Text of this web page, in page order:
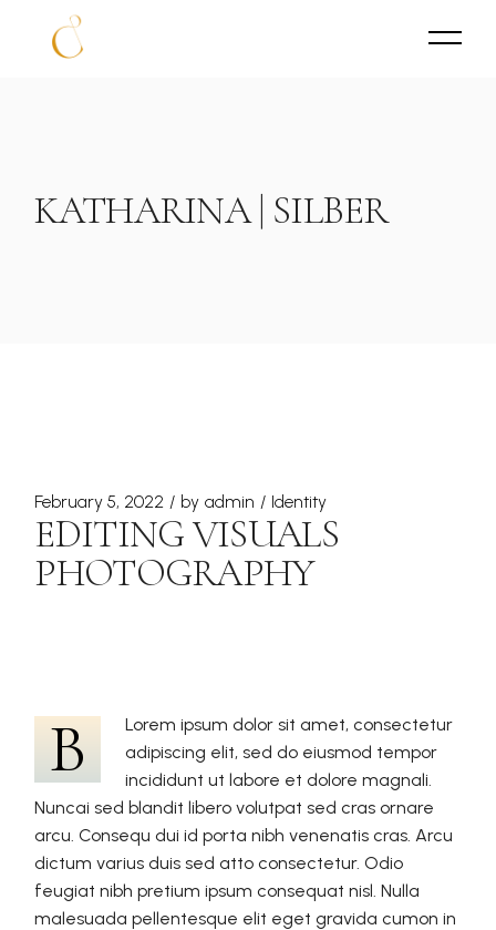
KATHARINA | SILBER
February 5, 2022 by admin Identity
EDITING VISUALS
PHOTOGRAPHY
B
Lorem ipsum dolor sit amet, consectetur
adipiscing elit, sed do eiusmod tempor
incididunt ut labore et dolore magnali.
Nuncai sed blandit libero volutpat sed cras ornare
arcu. Consequ dui id porta nibh venenatis cras. Arcu
dictum varius duis sed atto consectetur. Odio
feugiat nibh pretium ipsum consequat nisl. Nulla
malesuada pellentesque elit eget gravida cumon in